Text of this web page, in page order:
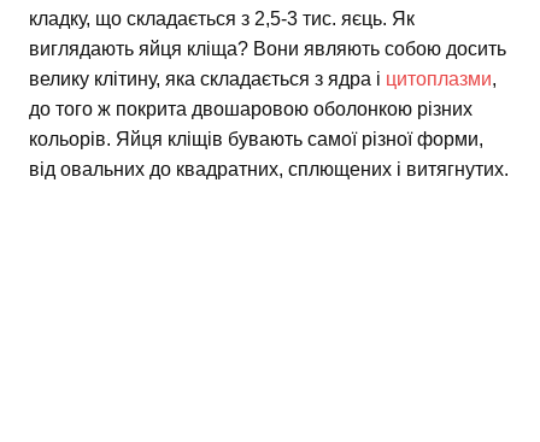
кладку, що складається з 2,5-3 тис. яєць. Як
виглядають яйця кліща? Вони являють собою досить
велику клітину, яка складається з ядра і цитоплазми,
до того ж покрита двошаровою оболонкою різних
кольорів. Яйця кліщів бувають самої різної форми,
від овальних до квадратних, сплющених і витягнутих.